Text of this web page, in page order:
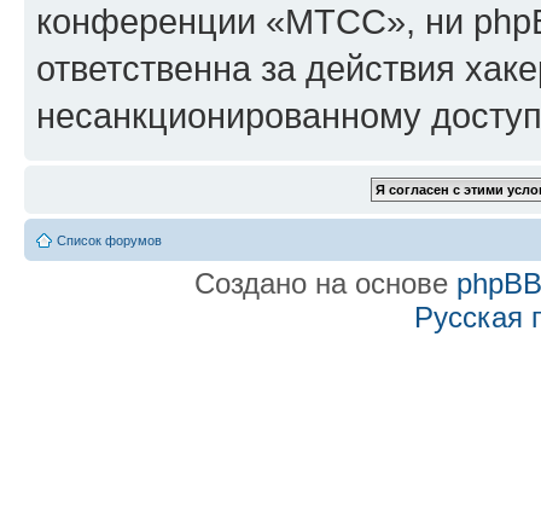
конференции «МТСС», ни
ответственна за действия
несанкционированному
Список форумов
Создано на основе phpBB
Русская